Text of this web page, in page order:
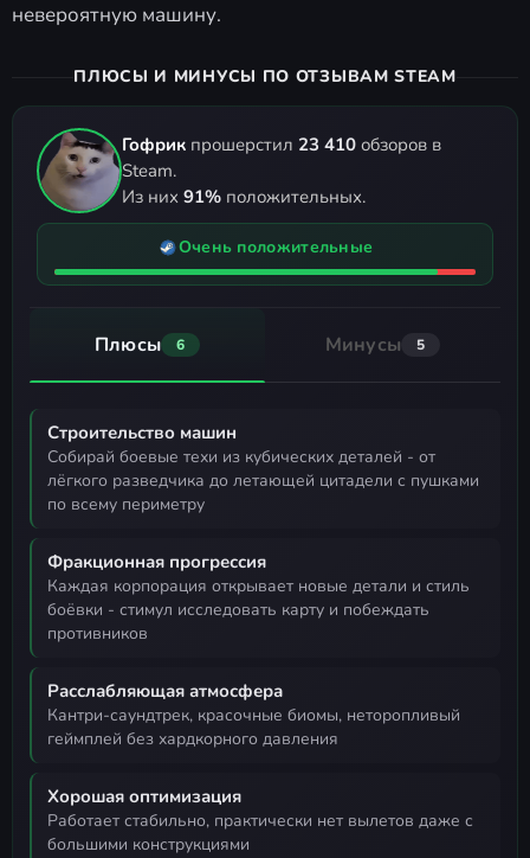
невероятную машину.
ПЛЮСЫ И МИНУСЫ ПО ОТЗЫВАМ STEAM
Гофрик прошерстил 23 410 обзоров в
Steam.
Из них 91% положительных.
Очень положительные
Плюсы 6 Минусы 5
Строительство машин
собирай боевые техи из кубических деталей - от
лёгкого разведчика до летающей цитадели с пушками
по всему периметру
Фракционная прогрессия
каждая корпорация открывает новые детали и стиль
боёвки - стимул исследовать карту и побеждать
противников
Расслабляющая атмосфера
кантри-саундтрек, красочные биомы, неторопливый
геймплей без хардкорного давления
Хорошая оптимизация
работает стабильно, практически нет вылетов даже с
большими конструкциями